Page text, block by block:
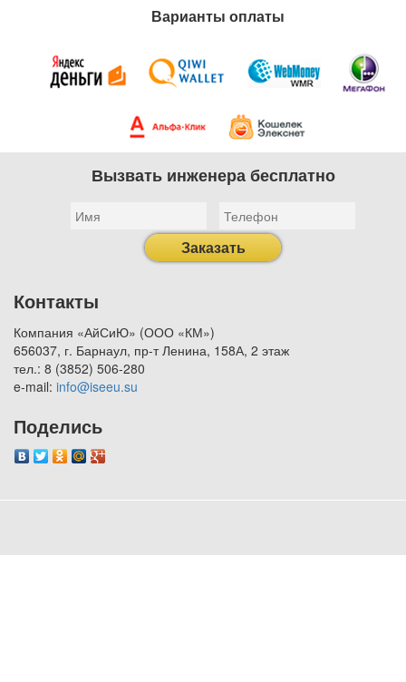
Варианты оплаты
Вызвать инженера бесплатно
Заказать
Контакты
Компания «АйСиЮ» (ООО «КМ»)
656037, г. Барнаул, пр-т Ленина, 158А, 2 этаж
тел.: 8 (3852) 506-280
e-mail: info@iseeu.su
Поделись